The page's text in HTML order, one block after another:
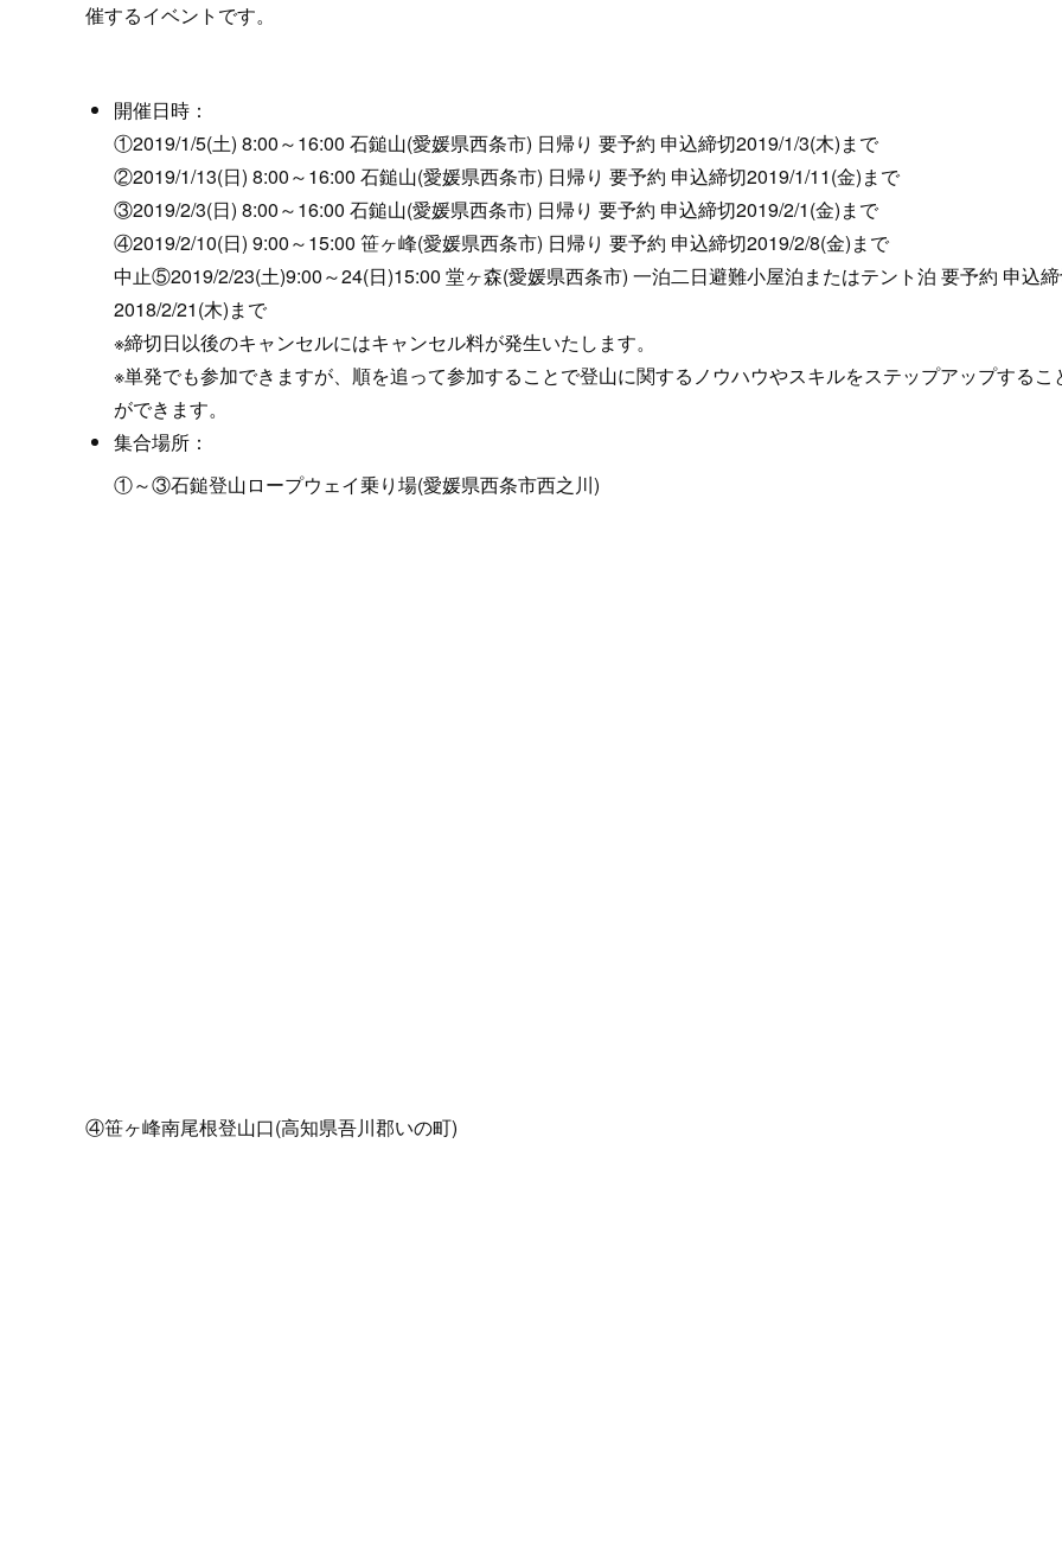
催するイベントです。
開催日時：
①2019/1/5(土) 8:00～16:00 石鎚山(愛媛県西条市) 日帰り 要予約 申込締切2019/1/3(木)まで
②2019/1/13(日) 8:00～16:00 石鎚山(愛媛県西条市) 日帰り 要予約 申込締切2019/1/11(金)まで
③2019/2/3(日) 8:00～16:00 石鎚山(愛媛県西条市) 日帰り 要予約 申込締切2019/2/1(金)まで
④2019/2/10(日) 9:00～15:00 笹ヶ峰(愛媛県西条市) 日帰り 要予約 申込締切2019/2/8(金)まで
中止⑤2019/2/23(土)9:00～24(日)15:00 堂ヶ森(愛媛県西条市) 一泊二日避難小屋泊またはテント泊 要予約 申込
2018/2/21(木)まで
※締切日以後のキャンセルにはキャンセル料が発生いたします。
※単発でも参加できますが、順を追って参加することで登山に関するノウハウやスキルをステップアップするこ
ができます。
集合場所：
①～③石鎚登山ロープウェイ乗り場(愛媛県西条市西之川)
④笹ヶ峰南尾根登山口(高知県吾川郡いの町)